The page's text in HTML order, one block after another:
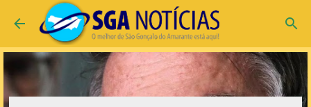
Pular para o conteúdo principal